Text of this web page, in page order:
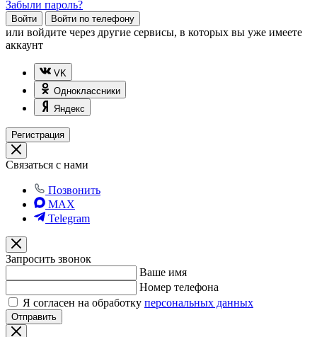
Забыли пароль?
Войти Войти по телефону
или войдите через другие сервисы, в которых вы уже имеете
аккаунт
VK
Одноклассники
Яндекс
Регистрация
Связаться с нами
Позвонить
MAX
Telegram
Запросить звонок
Ваше имя
Номер телефона
Я согласен на обработку персональных данных
Отправить